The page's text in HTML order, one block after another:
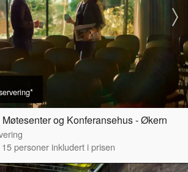
og Konferansehus - Økern
personer inkludert i prisen